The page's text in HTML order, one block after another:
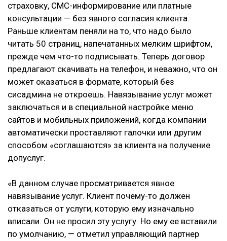
страховку, СМС-информирование или платные
консультации — без явного согласия клиента.
Раньше клиентам пеняли на то, что надо было
читать 50 страниц, напечатанных мелким шрифтом,
прежде чем что-то подписывать. Теперь договор
предлагают скачивать на телефон, и неважно, что он
может оказаться в формате, который без
сисадмина не откроешь. Навязывание услуг может
заключаться и в специальной настройке меню
сайтов и мобильных приложений, когда компании
автоматически проставляют галочки или другим
способом «соглашаются» за клиента на получение
допуслуг.
«В данном случае просматривается явное
навязывание услуг. Клиент почему-то должен
отказаться от услуги, которую ему изначально
вписали. Он не просил эту услугу. Но ему ее вставили
по умолчанию, — отметил управляющий партнер